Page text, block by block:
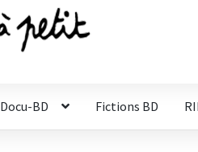
Docu-BD Fictions BD